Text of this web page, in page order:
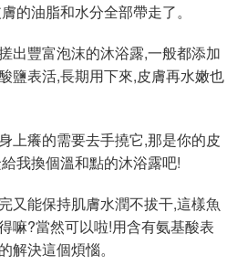
的油脂和水分全部帶走了。
豐富泡沫的沐浴露,一般都添加
鹽表活,長期用下來,皮膚再水嫩也
癢的需要去手撓它,那是你的皮
我換個溫和點的沐浴露吧!
能保持肌膚水潤不拔干,這樣魚
嘛?當然可以啦!用含有氨基酸表
解決這個煩惱。